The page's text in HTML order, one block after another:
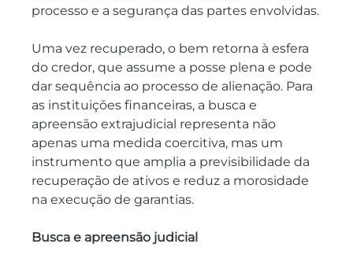
processo e a segurança das partes envolvidas.
Uma vez recuperado, o bem retorna à esfera
do credor, que assume a posse plena e pode
dar sequência ao processo de alienação. Para
as instituições financeiras, a busca e
apreensão extrajudicial representa não
apenas uma medida coercitiva, mas um
instrumento que amplia a previsibilidade da
recuperação de ativos e reduz a morosidade
na execução de garantias.
Busca e apreensão judicial